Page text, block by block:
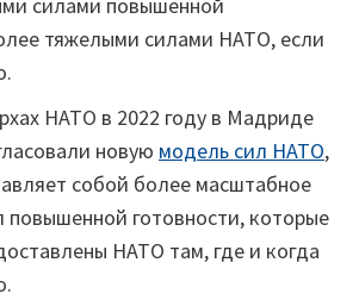
силами повышенной
тяжелыми силами НАТО, если
НАТО в 2022 году в Мадриде
новую модель сил НАТО,
собой более масштабное
повышенной готовности, которые
НАТО там, где и когда